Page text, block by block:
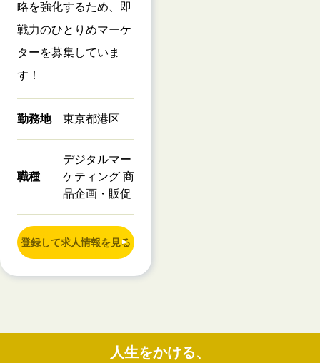
略を強化するため、即
戦力のひとりめマーケ
ターを募集していま
す！
勤務地 東京都港区
職種
デジタルマー
ケティング 商
品企画・販促
登録して求人情報を見る
人生をかける、